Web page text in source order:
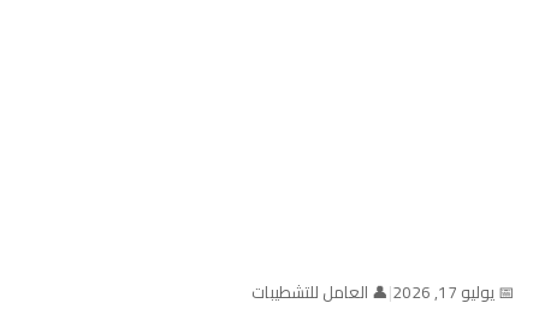
📅 يوليو 17, 2026 |👤 العامل للتشطيبات